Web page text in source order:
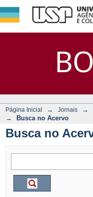
DSpace/
Página Inicial → Jornais →
→ Busca no Acervo
Busca no